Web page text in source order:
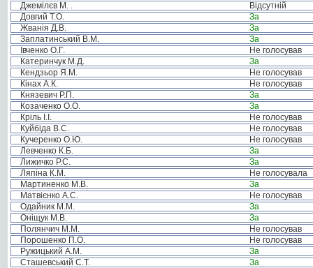
Джемілєв М. .
Відсутній
Довгий Т.О.
За
Жванія Д.В.
За
Заплатинський В.М.
За
Івченко О.Г.
Не голосував
Катеринчук М.Д.
За
Кендзьор Я.М.
Не голосував
Кінах А.К.
Не голосував
Князевич Р.П.
За
Козаченко О.О.
За
Кріль І.І.
Не голосував
Куйбіда В.С.
Не голосував
Кучеренко О.Ю.
Не голосував
Левченко К.Б.
За
Лижичко Р.С.
За
Ляпіна К.М.
Не голосувала
Мартиненко М.В.
За
Матвієнко А.С.
Не голосував
Одайник М.М.
За
Оніщук М.В.
За
Полянчич М.М.
Не голосував
Порошенко П.О.
Не голосував
Ружицький А.М.
За
Сташевський С.Т.
За